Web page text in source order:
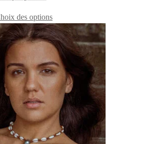
des optionsproduit
a
plusieurs
variations.
Les
options
peuvent
être
choisies
sur
la
page
du
produit